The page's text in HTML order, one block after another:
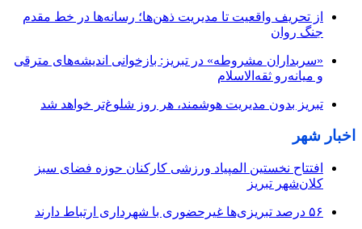
از تحریف واقعیت تا مدیریت ذهن‌ها؛ رسانه‌ها در خط مقدم
جنگ روان
«سربداران مشروطه» در تبریز: بازخوانی اندیشه‌های مترقی
و میانه‌رو ثقه‌الاسلام
تبریز بدون مدیریت هوشمند، هر روز شلوغ‌تر خواهد شد
اخبار شهر
افتتاح نخستین المپیاد ورزشی کارکنان حوزه فضای سبز
کلان‌شهر تبریز
۵۶ درصد تبریزی‌ها غیرحضوری با شهرداری ارتباط دارند